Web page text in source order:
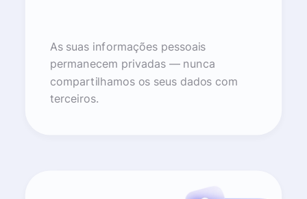
As suas informações pessoais
permanecem privadas — nunca
compartilhamos os seus dados com
terceiros.